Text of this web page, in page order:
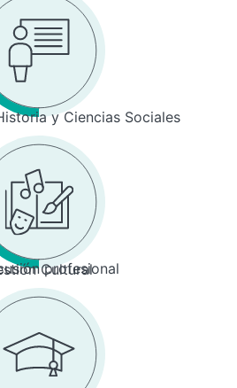
y Ciencias Sociales
profesional
Cultural